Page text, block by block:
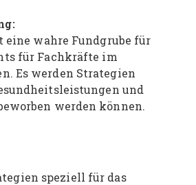
eine wahre Fundgrube für
für Fachkräfte im
Es werden Strategien
und
werden können.
speziell für das